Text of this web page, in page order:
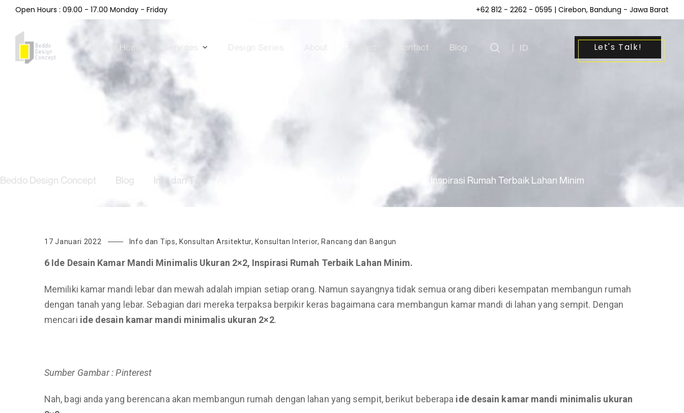
Open Hours : 09.00 - 17.00 Monday - Friday +62 812 - 2262 - 0595 | Cirebon, Bandung - Jawa Barat
Home Services Design Series About Contact Blog | ID Let's Talk!
Beddo Design Concept Blog Info dan Tips 6 Ide Desain Kamar Mandi Minimalis Ukuran 2×2, Inspirasi Rumah Terbaik Lahan Minim
17 Januari 2022 Info dan Tips, Konsultan Arsitektur, Konsultan Interior, Rancang dan Bangun
6 Ide Desain Kamar Mandi Minimalis Ukuran 2×2, Inspirasi Rumah Terbaik Lahan Minim.
Memiliki kamar mandi lebar dan mewah adalah impian setiap orang. Namun sayangnya tidak semua orang diberi kesempatan membangun rumah
dengan tanah yang lebar. Sebagian dari mereka terpaksa berpikir keras bagaimana cara membangun kamar mandi di lahan yang sempit. Dengan
mencari ide desain kamar mandi minimalis ukuran 2×2.
Sumber Gambar : Pinterest
Nah, bagi anda yang berencana akan membangun rumah dengan lahan yang sempit, berikut beberapa ide desain kamar mandi minimalis ukuran